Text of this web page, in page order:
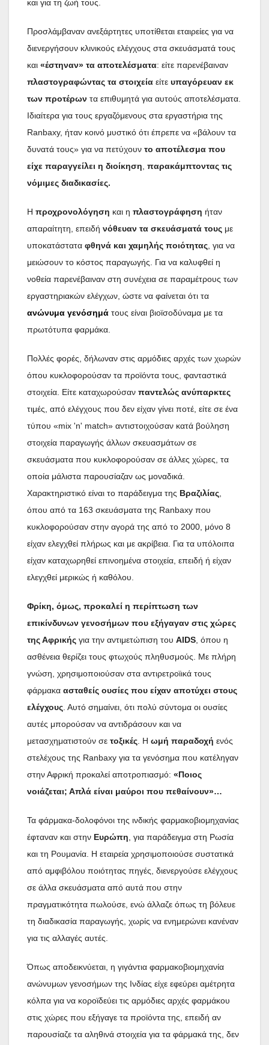
και για τη ζωή τους.
Προσλάμβαναν ανεξάρτητες υποτίθεται εταιρείες για να
διενεργήσουν κλινικούς ελέγχους στα σκευάσματά τους
και «έστηναν» τα αποτελέσματα: είτε παρενέβαιναν
πλαστογραφώντας τα στοιχεία είτε υπαγόρευαν εκ
των προτέρων τα επιθυμητά για αυτούς αποτελέσματα.
Ιδιαίτερα για τους εργαζόμενους στα εργαστήρια της
Ranbaxy, ήταν κοινό μυστικό ότι έπρεπε να «βάλουν τα
δυνατά τους» για να πετύχουν το αποτέλεσμα που
είχε παραγγείλει η διοίκηση παρακάμπτοντας τις
νόμιμες διαδικασίες.
Η προχρονολόγηση και η πλαστογράφηση ήταν
απαραίτητη, επειδή νόθευαν τα σκευάσματά τους με
υποκατάστατα φθηνά και χαμηλής ποιότητας , για να
μειώσουν το κόστος παραγωγής. Για να καλυφθεί η
νοθεία παρενέβαιναν στη συνέχεια σε παραμέτρους των
εργαστηριακών ελέγχων, ώστε να φαίνεται ότι τα
ανώνυμα γενόσημά τους είναι βιοϊσοδύναμα με τα
πρωτότυπα φαρμάκα.
Πολλές φορές, δήλωναν στις αρμόδιες αρχές των χωρών
όπου κυκλοφορούσαν τα προϊόντα τους, φανταστικά
στοιχεία. Είτε καταχωρούσαν παντελώς ανύπαρκτες
τιμές, από ελέγχους που δεν είχαν γίνει ποτέ, είτε σε ένα
τύπου «mix 'n' match» αντιστοιχούσαν κατά βούληση
στοιχεία παραγωγής άλλων σκευασμάτων σε
σκευάσματα που κυκλοφορούσαν σε άλλες χώρες, τα
οποία μάλιστα παρουσίαζαν ως μοναδικά.
Χαρακτηριστικό είναι το παράδειγμα της Βραζιλίας
όπου από τα 163 σκευάσματα της Ranbaxy που
κυκλοφορούσαν στην αγορά της από το 2000, μόνο 8
είχαν ελεγχθεί πλήρως και με ακρίβεια. Για τα υπόλοιπα
είχαν καταχωρηθεί επινοημένα στοιχεία, επειδή ή είχαν
ελεγχθεί μερικώς ή καθόλου.
Φρίκη, όμως, προκαλεί η περίπτωση των
επικίνδυνων γενοσήμων που εξήγαγαν στις χώρες
της Αφρικής για την αντιμετώπιση του AIDS , όπου η
ασθένεια θερίζει τους φτωχούς πληθυσμούς. Με πλήρη
γνώση, χρησιμοποιούσαν στα αντιρετροϊικά τους
φάρμακα ασταθείς ουσίες που είχαν αποτύχει στους
ελέγχους . Αυτό σημαίνει, ότι πολύ σύντομα οι ουσίες
αυτές μπορούσαν να αντιδράσουν και να
μετασχηματιστούν σε τοξικές . Η ωμή παραδοχή ενός
στελέχους της Ranbaxy για τα γενόσημα που κατέληγαν
στην Αφρική προκαλεί αποτροπιασμό: «Ποιος
νοιάζεται; Απλά είναι μαύροι που πεθαίνουν»…
Τα φάρμακα-δολοφόνοι της ινδικής φαρμακοβιομηχανίας
έφταναν και στην Ευρώπη , για παράδειγμα στη Ρωσία
και τη Ρουμανία. Η εταιρεία χρησιμοποιούσε συστατικά
από αμφιβόλου ποιότητας πηγές, διενεργούσε ελέγχους
σε άλλα σκευάσματα από αυτά που στην
πραγματικότητα πωλούσε, ενώ άλλαζε όπως τη βόλευε
τη διαδικασία παραγωγής, χωρίς να ενημερώνει κανέναν
για τις αλλαγές αυτές.
Όπως αποδεικνύεται, η γιγάντια φαρμακοβιομηχανία
ανώνυμων γενοσήμων της Ινδίας είχε εφεύρει αμέτρητα
κόλπα για να κοροϊδεύει τις αρμόδιες αρχές φαρμάκου
στις χώρες που εξήγαγε τα προϊόντα της, επειδή αν
παρουσίαζε τα αληθινά στοιχεία για τα φάρμακά της, δεν